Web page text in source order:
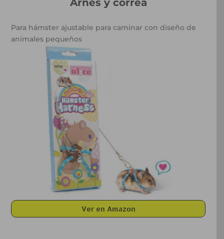
Arnés y correa
Para hámster ajustable para caminar con diseño de
animales pequeños
Ver en Amazon